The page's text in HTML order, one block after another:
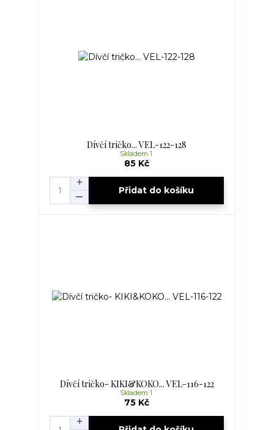
Dívčí tričko... VEL-122-128
85 Kč
Skladem 1
Přidat do košíku
Dívčí tričko- KIKI&KOKO... VEL-116-122
75 Kč
Skladem 1